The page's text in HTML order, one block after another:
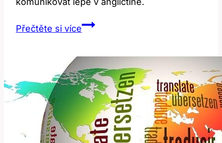
Přečtěte si víceCurious:
Používat
Tento
Anglický
Výraz?